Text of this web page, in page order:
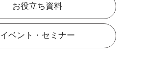
お役立ち資料
イベント・セミナー